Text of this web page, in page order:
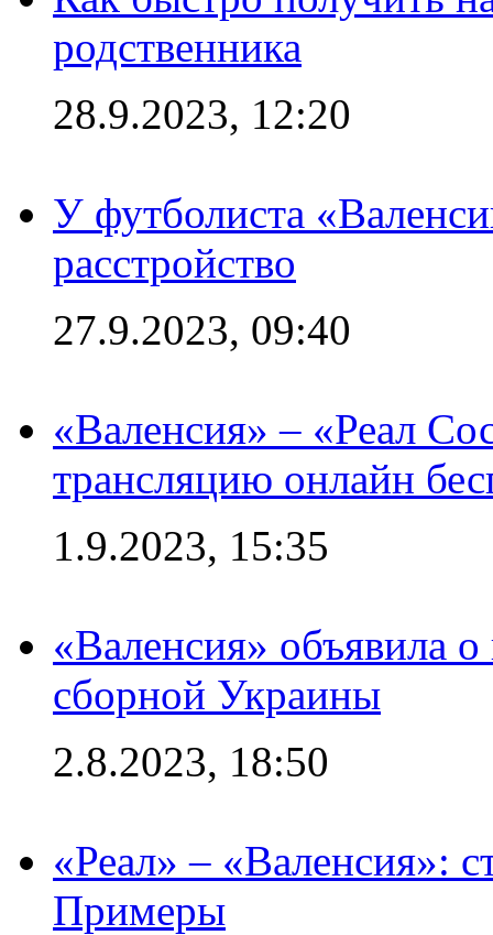
родственника
28.9.2023, 12:20
У футболиста
расстройство
27.9.2023, 09:40
«Валенсия» – «Реал
трансляцию онлайн
1.9.2023, 15:35
«Валенсия» объявила
сборной Украины
2.8.2023, 18:50
«Реал» – «Валенсия»:
Примеры